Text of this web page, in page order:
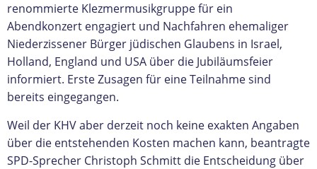
renommierte Klezmermusikgruppe für ein
Abendkonzert engagiert und Nachfahren ehemaliger
Niederzissener Bürger jüdischen Glaubens in Israel,
Holland, England und USA über die Jubiläumsfeier
informiert. Erste Zusagen für eine Teilnahme sind
bereits eingegangen.
Weil der KHV aber derzeit noch keine exakten Angaben
über die entstehenden Kosten machen kann, beantragte
SPD-Sprecher Christoph Schmitt die Entscheidung über